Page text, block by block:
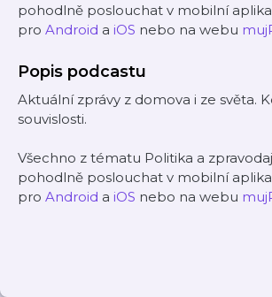
pohodlně poslouchat v mobilní
pro Android a iOS nebo na webu
Popis podcastu
Aktuální zprávy z domova i ze světa.
souvislosti.
Všechno z tématu Politika a
pohodlně poslouchat v mobilní
pro Android a iOS nebo na webu